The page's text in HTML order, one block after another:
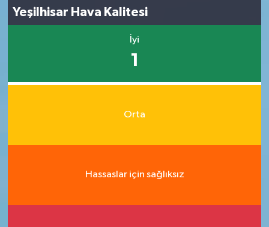
Yeşilhisar Hava Kalitesi
İyi
1
Orta
Hassaslar için sağlıksız